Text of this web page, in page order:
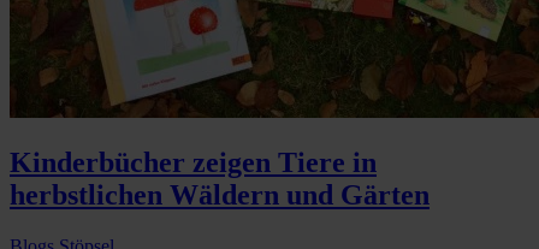
Kinderbücher zeigen Tiere in
herbstlichen Wäldern und Gärten